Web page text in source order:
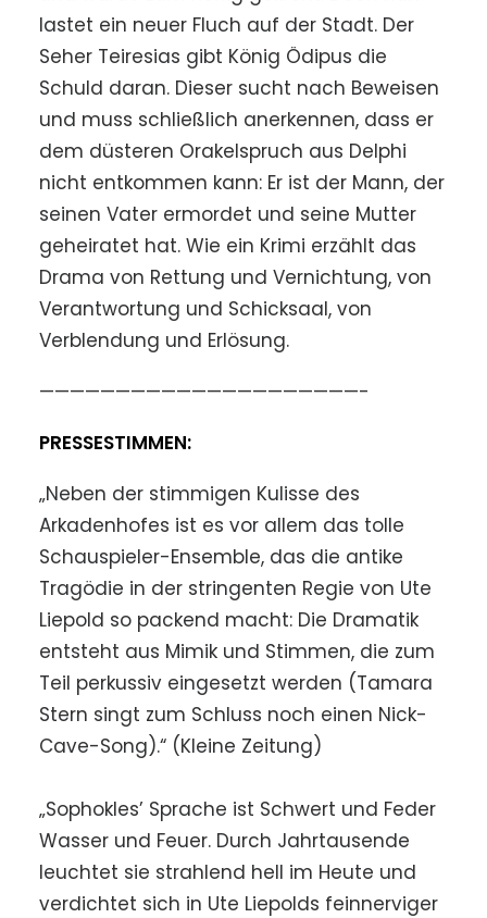
lastet ein neuer Fluch auf der Stadt. Der
Seher Teiresias gibt König Ödipus die
Schuld daran. Dieser sucht nach Beweisen
und muss schließlich anerkennen, dass er
dem düsteren Orakelspruch aus Delphi
nicht entkommen kann: Er ist der Mann, der
seinen Vater ermordet und seine Mutter
geheiratet hat. Wie ein Krimi erzählt das
Drama von Rettung und Vernichtung, von
Verantwortung und Schicksaal, von
Verblendung und Erlösung.
—————————————————————-
PRESSESTIMMEN:
„Neben der stimmigen Kulisse des
Arkadenhofes ist es vor allem das tolle
Schauspieler-Ensemble, das die antike
Tragödie in der stringenten Regie von Ute
Liepold so packend macht: Die Dramatik
entsteht aus Mimik und Stimmen, die zum
Teil perkussiv eingesetzt werden (Tamara
Stern singt zum Schluss noch einen Nick-
Cave-Song).“ (Kleine Zeitung)
„Sophokles’ Sprache ist Schwert und Feder
Wasser und Feuer. Durch Jahrtausende
leuchtet sie strahlend hell im Heute und
verdichtet sich in Ute Liepolds feinnerviger